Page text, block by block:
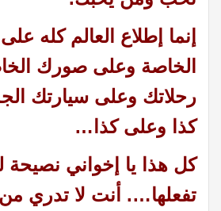
إنما إطلاع العالم كله
الخاصة وعلى صورك
رحلاتك وعلى سيارتك
كذا وعلى كذا …
كل هذا يا إخواني نصيحة
تفعلها…. أنت لا تدري